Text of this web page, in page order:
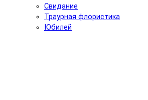
Свидание
Траурная флористика
Юбилей